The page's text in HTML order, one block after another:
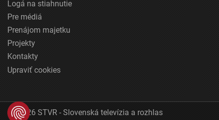
Logá na stiahnutie
Pre médiá
Prenájom majetku
Projekty
Kontakty
Upraviť cookies
© 2026 STVR - Slovenská televízia a rozhlas